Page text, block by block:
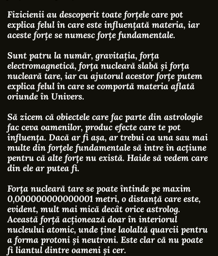
Fizicienii au descoperit toate forțele care pot
explica felul în care este influențată materia, iar
aceste forțe se numesc forțe fundamentale.
Sunt patru la număr, gravitația, forța
electromagnetică, forța nucleară slabă și forța
nucleară tare, iar cu ajutorul acestor forțe putem
explica felul în care se comportă materia aflată
oriunde în Univers.
Să zicem că obiectele care fac parte din astrologie
fac ceva oamenilor, produc efecte care te pot
influența. Dacă ar fi așa, ar trebui ca una sau mai
multe din forțele fundamentale să intre în acțiune
pentru că alte forțe nu există. Haide să vedem care
din ele ar putea fi.
Forța nucleară tare se poate întinde pe maxim
0,000000000000001 metri, o distanță care este,
evident, mult mai mică decât orice astrolog.
Această forță acționează doar în interiorul
nucleului atomic, unde ține laolaltă quarcii pentru
a forma protoni și neutroni. Este clar că nu poate
fi liantul dintre oameni și cer.